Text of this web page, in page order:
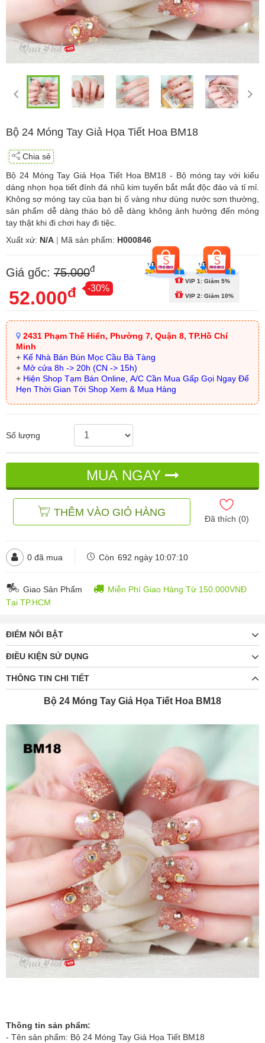
Bộ 24 Móng Tay Giả Họa Tiết Hoa BM18
Chia sẻ
Bộ 24 Móng Tay Giả Họa Tiết Hoa BM18 - Bộ móng tay với kiểu
dáng nhọn họa tiết đính đá nhũ kim tuyến bắt mắt độc đáo và tỉ mỉ.
Không sợ móng tay của bạn bị ố vàng như dùng nước sơn thường,
sản phẩm dễ dàng tháo bỏ dễ dàng không ảnh hưởng đến móng
tay thật khi đi chơi hay đi tiệc.
Xuất xứ: N/A | Mã sản phẩm: H000846
Giá gốc: 75.000đ
52.000đ -30%
VIP 1: Giảm 5%
VIP 2: Giảm 10%
2431 Phạm Thế Hiển, Phường 7, Quận 8, TP.Hồ Chí
Minh
+ Kế Nhà Bán Bún Mọc Cầu Bà Tàng
+ Mở cửa 8h -> 20h (CN -> 15h)
+ Hiện Shop Tạm Bán Online, A/C Cần Mua Gấp Gọi Ngay Để
Hẹn Thời Gian Tới Shop Xem & Mua Hàng
Số lượng
MUA NGAY
THÊM VÀO GIỎ HÀNG
Đã thích (0)
0 đã mua Còn 692 ngày 10:07:09
Giao Sản Phẩm
Miễn Phí Giao Hàng Từ 150.000VNĐ
Tại TP.HCM
ĐIỂM NỔI BẬT
ĐIỀU KIỆN SỬ DỤNG
THÔNG TIN CHI TIẾT
Bộ 24 Móng Tay Giả Họa Tiết Hoa BM18
Thông tin sản phẩm:
- Tên sản phẩm: Bộ 24 Móng Tay Giả Họa Tiết BM18